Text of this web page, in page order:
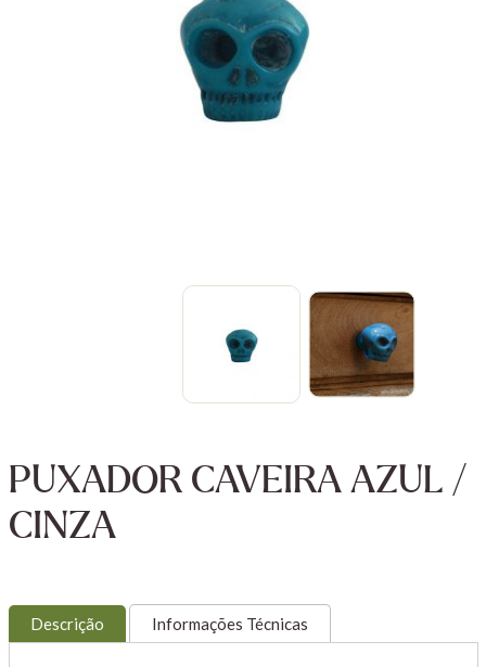
PUXADOR CAVEIRA AZUL /
CINZA
Descrição Informações Técnicas